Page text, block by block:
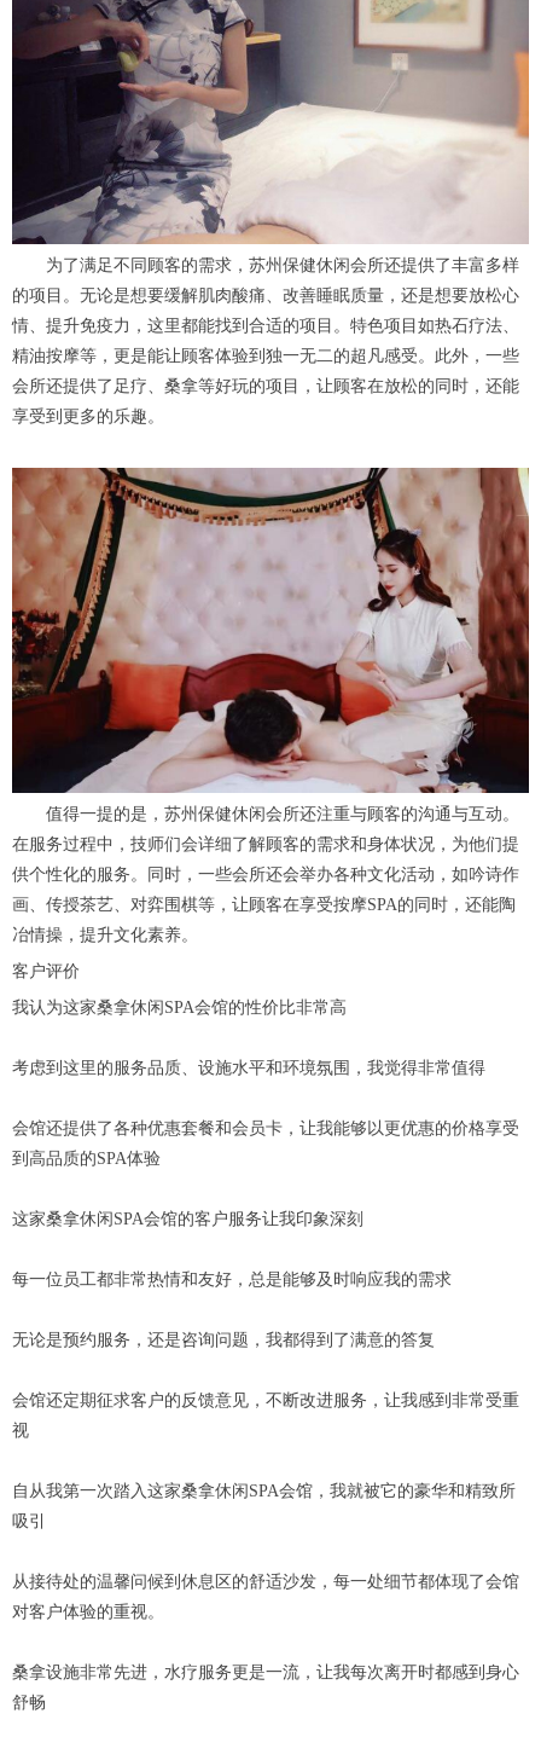
为了满足不同顾客的需求，苏州保健休闲会所还提供了丰富多样
的项目。无论是想要缓解肌肉酸痛、改善睡眠质量，还是想要放松心
情、提升免疫力，这里都能找到合适的项目。特色项目如热石疗法、
精油按摩等，更是能让顾客体验到独一无二的超凡感受。此外，一些
会所还提供了足疗、桑拿等好玩的项目，让顾客在放松的同时，还能
享受到更多的乐趣。
值得一提的是，苏州保健休闲会所还注重与顾客的沟通与互动。
在服务过程中，技师们会详细了解顾客的需求和身体状况，为他们提
供个性化的服务。同时，一些会所还会举办各种文化活动，如吟诗作
画、传授茶艺、对弈围棋等，让顾客在享受按摩SPA的同时，还能陶
冶情操，提升文化素养。
客户评价
我认为这家桑拿休闲SPA会馆的性价比非常高
考虑到这里的服务品质、设施水平和环境氛围，我觉得非常值得
会馆还提供了各种优惠套餐和会员卡，让我能够以更优惠的价格享受
到高品质的SPA体验
这家桑拿休闲SPA会馆的客户服务让我印象深刻
每一位员工都非常热情和友好，总是能够及时响应我的需求
无论是预约服务，还是咨询问题，我都得到了满意的答复
会馆还定期征求客户的反馈意见，不断改进服务，让我感到非常受重
视
自从我第一次踏入这家桑拿休闲SPA会馆，我就被它的豪华和精致所
吸引
从接待处的温馨问候到休息区的舒适沙发，每一处细节都体现了会馆
对客户体验的重视。
桑拿设施非常先进，水疗服务更是一流，让我每次离开时都感到身心
舒畅